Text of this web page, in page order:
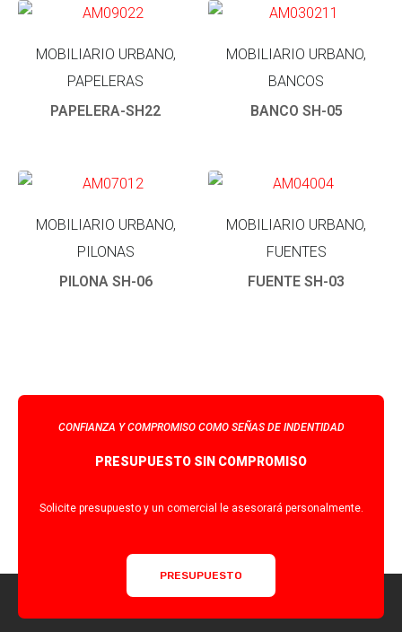
MOBILIARIO URBANO,
PAPELERAS
PAPELERA-SH22
MOBILIARIO URBANO,
BANCOS
BANCO SH-05
MOBILIARIO URBANO,
PILONAS
PILONA SH-06
MOBILIARIO URBANO,
FUENTES
FUENTE SH-03
CONFIANZA Y COMPROMISO COMO SEÑAS DE INDENTIDAD
PRESUPUESTO SIN COMPROMISO
Solicite presupuesto y un comercial le asesorará personalmente.
PRESUPUESTO